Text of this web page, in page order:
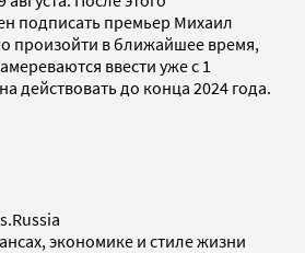
подписать премьер Михаил
произойти в ближайшее время,
ввести уже с 1
действовать до конца 2024 года.
экономике и стиле жизни